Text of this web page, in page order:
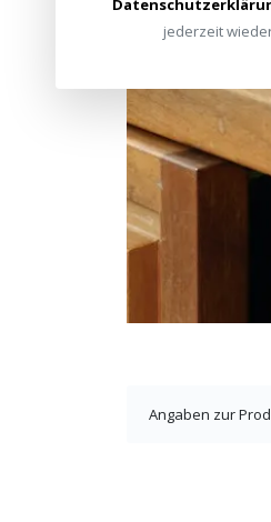
Angaben zur
jederzeit